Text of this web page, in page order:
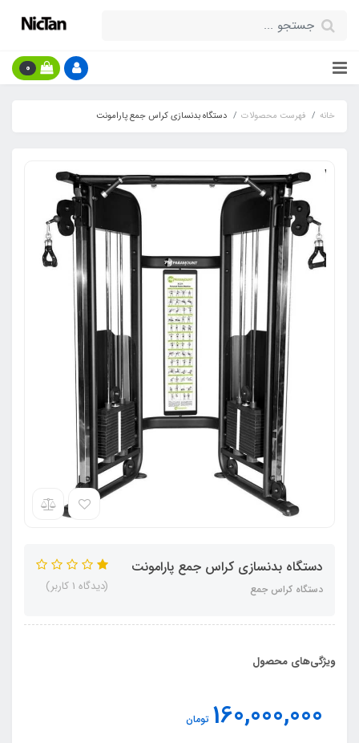
0
خانه فهرست محصولات دستگاه بدنسازی کراس جمع پارامونت
دستگاه بدنسازی کراس جمع پارامونت
دستگاه کراس جمع (دیدگاه 1 کاربر)
ویژگی‌های محصول
160,000,000 تومان